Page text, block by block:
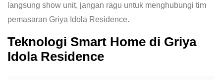
langsung show unit, jangan ragu untuk menghubungi tim
pemasaran Griya Idola Residence.
Teknologi Smart Home di Griya
Idola Residence